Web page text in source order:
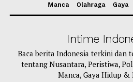
Manca
Olahraga Gaya
Intime
Baca berita Indonesia terkini dan
tentang Nusantara, Peristiwa,
Manca, Gaya Hidup &